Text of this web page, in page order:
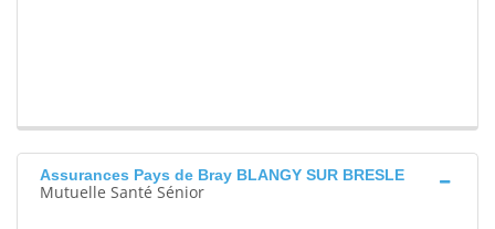
Assurances Pays de Bray BLANGY SUR BRESLE
Mutuelle Santé Sénior